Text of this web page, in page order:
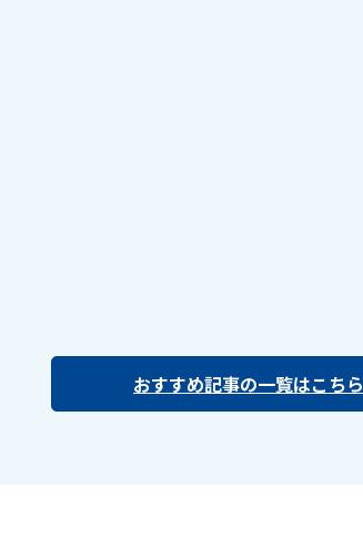
おすすめ記事の一覧はこちら